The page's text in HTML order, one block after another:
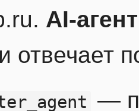
AI-агент
отвечает
—